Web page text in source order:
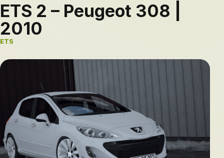
Otomobiller
Modlar
ETS 2 – Peugeot 308 |
2010
ETS